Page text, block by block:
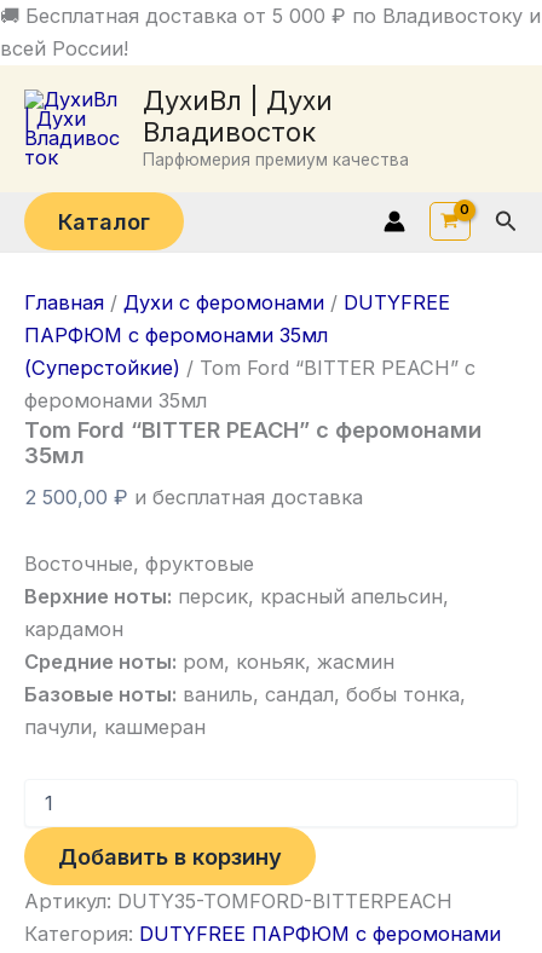
🚚 Бесплатная доставка от 5 000 ₽ по Владивостоку и
всей России!
Перейти
к
ДухиВл | Духи
Владивосток
Парфюмерия премиум качества
Каталог
Главная / Духи с феромонами / DUTYFREE
ПАРФЮМ с феромонами 35мл
(Суперстойкие) / Tom Ford “BITTER PEACH” с
феромонами 35мл
Tom Ford “BITTER PEACH” с феромонами
35мл
2 500,00 ₽ и бесплатная доставка
Восточные, фруктовые
Верхние ноты: персик, красный апельсин,
кардамон
Средние ноты: ром, коньяк, жасмин
Базовые ноты: ваниль, сандал, бобы тонка,
пачули, кашмеран
товара
Tom
Ford
PEACH"
с
феромонами
Добавить в корзину
Артикул: DUTY35-TOMFORD-BITTERPEACH
Категория: DUTYFREE ПАРФЮМ с феромонами